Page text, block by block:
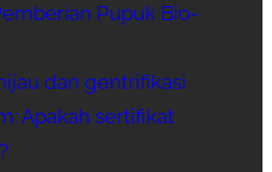
Pupuk Bio-
dan gentrifikasi
Apakah sertifikat